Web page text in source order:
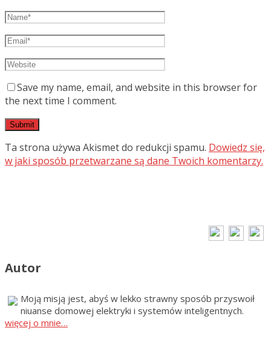
Save my name, email, and website in this browser for
the next time I comment.
Ta strona używa Akismet do redukcji spamu. Dowiedz się,
w jaki sposób przetwarzane są dane Twoich komentarzy.
Autor
Moją misją jest, abyś w lekko strawny sposób przyswoił
niuanse domowej elektryki i systemów inteligentnych.
więcej o mnie…